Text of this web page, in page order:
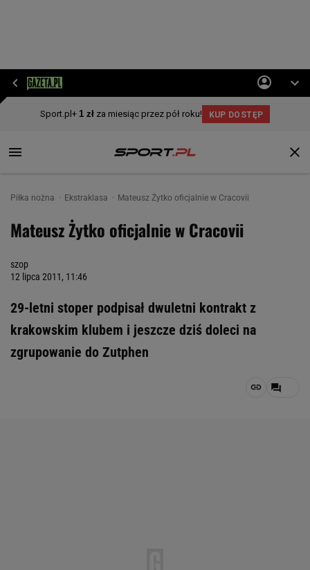
Piłka nożna Ekstraklasa Mateusz Żytko oficjalnie w Cracovii
Mateusz Żytko oficjalnie w Cracovii
szop
12 lipca 2011, 11:46
29-letni stoper podpisał dwuletni kontrakt z
krakowskim klubem i jeszcze dziś doleci na
zgrupowanie do Zutphen